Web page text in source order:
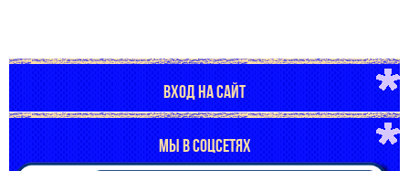
ВХОД НА САЙТ
МЫ В СОЦСЕТЯХ